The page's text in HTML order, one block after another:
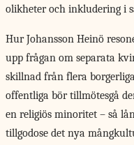
olikheter och inkludering i
Hur Johansson Heinö
upp frågan om separata
skillnad från flera
offentliga bör tillmötesgå
en religiös minoritet – så
tillgodose det nya